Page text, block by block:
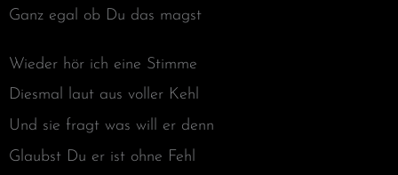
Ganz egal ob Du das magst
Wieder hör ich eine Stimme
Diesmal laut aus voller Kehl
Und sie fragt was will er denn
Glaubst Du er ist ohne Fehl